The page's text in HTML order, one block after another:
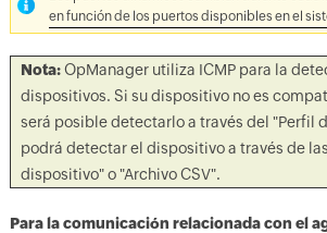
en función de los puertos disponibles en el
Nota:OpManager utiliza ICMP para la
dispositivos. Si su dispositivo no es
será posible detectarlo a través del "Perfil
podrá detectar el dispositivo a través de
dispositivo" o "Archivo CSV".
Para la comunicación relacionada con el